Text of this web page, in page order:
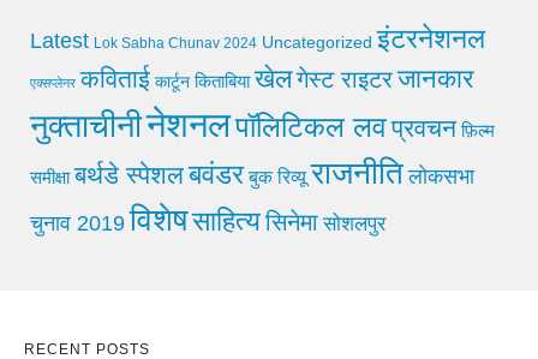
Latest Lok Sabha Chunav 2024 Uncategorized इंटरनेशनल
एक्सप्लेनर कविताई कार्टून किताबिया खेलगेस्ट राइटरजानकार
नुक्ताचीनीनेशनलपॉलिटिकल लवप्रवचन फ़िल्म
समीक्षा बर्थडे स्पेशलबवंडर बुक रिव्यू राजनीति लोकसभा
चुनाव 2019 विशेषसाहित्यसिनेमा सोशलपुर
RECENT POSTS